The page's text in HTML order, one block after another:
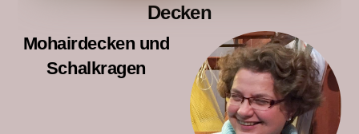
Decken
Mohairdecken und
Schalkragen